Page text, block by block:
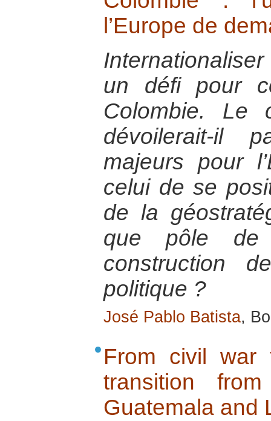
l’Europe de
un défi pour
Colombie. Le
dévoilerait-il
majeurs pour
celui de se
de la
que pôle de
construction
politique ?
José Pablo Batista,
From civil
transition
Guatemala and